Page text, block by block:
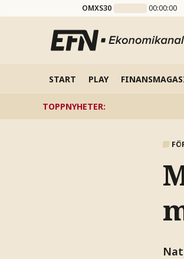
OMXS30 00:00:00
START PLAY
TOPPNYHETER: